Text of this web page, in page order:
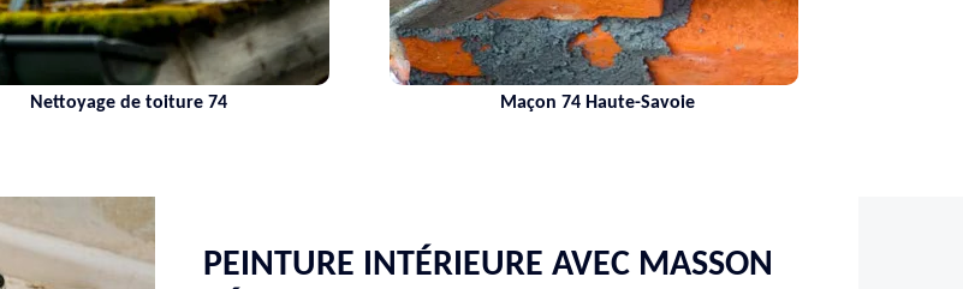
Nettoyage de toiture 74 Maçon 74 Haute-Savoie
PEINTURE INTÉRIEURE AVEC MASSON